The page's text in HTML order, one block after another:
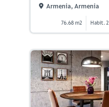
Armenia, Armenia
76.68 m2 Habit. 2